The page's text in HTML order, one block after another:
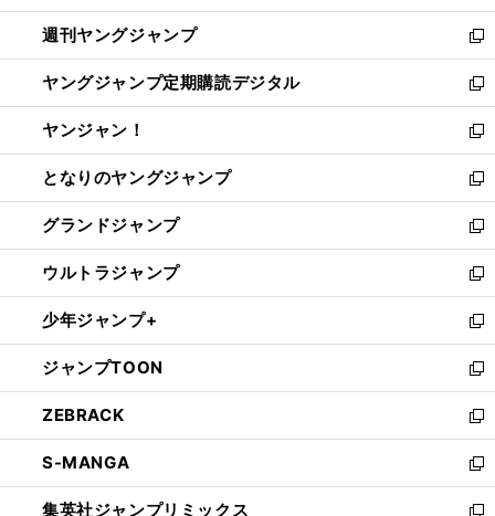
開
く
ウ
で
開
く
ン
ド
ウ
で
開
く
ウ
ィ
ン
ド
ウ
で
開
く
週刊ヤングジャンプ
新
し
い
ウ
ィ
ン
ド
ウ
で
開
く
ヤングジャンプ定期購読デジタル
新
し
い
ウ
ィ
ン
ド
ウ
で
開
く
ヤンジャン！
新
し
い
ウ
ィ
ン
ド
ウ
で
開
く
となりのヤングジャンプ
新
し
い
ウ
ィ
ン
ド
ウ
で
開
く
グランドジャンプ
新
し
い
ウ
ィ
ン
ド
ウ
で
開
く
ウルトラジャンプ
新
し
い
ウ
ィ
ン
ド
ウ
で
開
く
少年ジャンプ+
新
し
い
ウ
ィ
ン
ド
ウ
で
ジャンプTOON
新
し
い
ウ
ィ
ン
ド
ZEBRACK
新
し
い
ウ
S-MANGA
新
し
集英社ジャンプリミックス